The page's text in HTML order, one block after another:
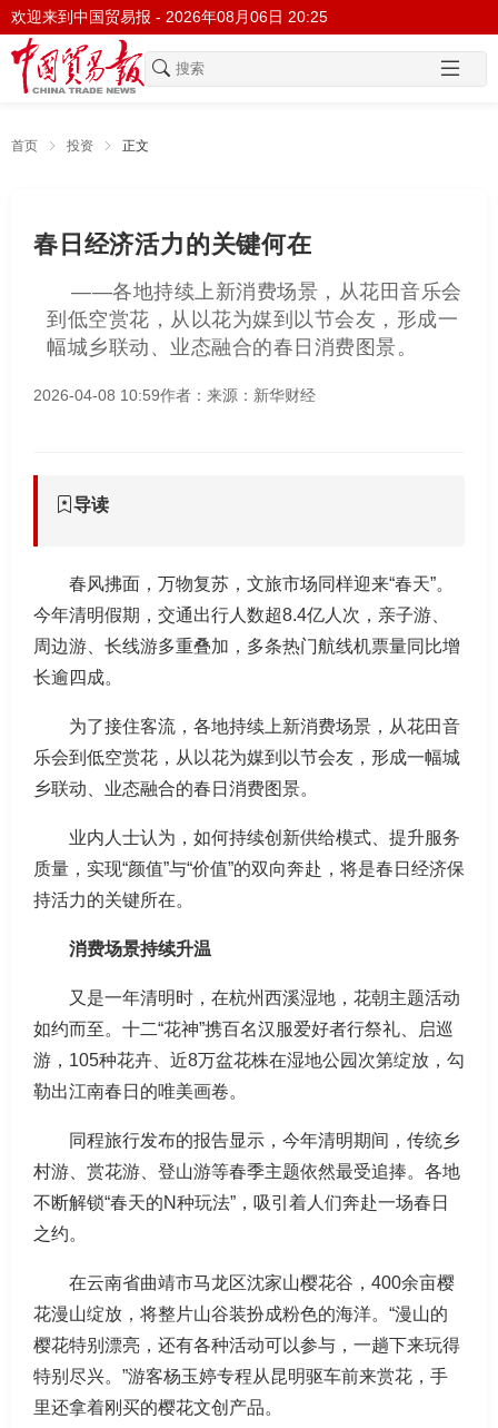
欢迎来到中国贸易报 - 2026年08月06日 20:25
首页 投资 正文
春日经济活力的关键何在
——各地持续上新消费场景，从花田音乐会
到低空赏花，从以花为媒到以节会友，形成一
幅城乡联动、业态融合的春日消费图景。
2026-04-08 10:59作者： 来源：新华财经
导读
春风拂面，万物复苏，文旅市场同样迎来“春天”。
今年清明假期，交通出行人数超8.4亿人次，亲子游、
周边游、长线游多重叠加，多条热门航线机票量同比增
长逾四成。
为了接住客流，各地持续上新消费场景，从花田音
乐会到低空赏花，从以花为媒到以节会友，形成一幅城
乡联动、业态融合的春日消费图景。
业内人士认为，如何持续创新供给模式、提升服务
质量，实现“颜值”与“价值”的双向奔赴，将是春日经济保
持活力的关键所在。
消费场景持续升温
又是一年清明时，在杭州西溪湿地，花朝主题活动
如约而至。十二“花神”携百名汉服爱好者行祭礼、启巡
游，105种花卉、近8万盆花株在湿地公园次第绽放，勾
勒出江南春日的唯美画卷。
同程旅行发布的报告显示，今年清明期间，传统乡
村游、赏花游、登山游等春季主题依然最受追捧。各地
不断解锁“春天的N种玩法”，吸引着人们奔赴一场春日
之约。
在云南省曲靖市马龙区沈家山樱花谷，400余亩樱
花漫山绽放，将整片山谷装扮成粉色的海洋。“漫山的
樱花特别漂亮，还有各种活动可以参与，一趟下来玩得
特别尽兴。”游客杨玉婷专程从昆明驱车前来赏花，手
里还拿着刚买的樱花文创产品。